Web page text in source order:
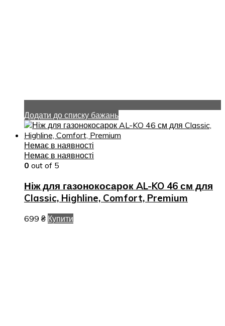
Додати до списку бажань
Немає в наявності
Немає в наявності
0 out of 5
Ніж для газонокосарок AL-KO 46 см для
Classic, Highline, Comfort, Premium
699 ₴ Купити